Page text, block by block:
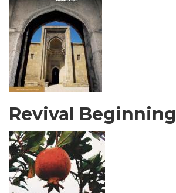
Revival Beginning